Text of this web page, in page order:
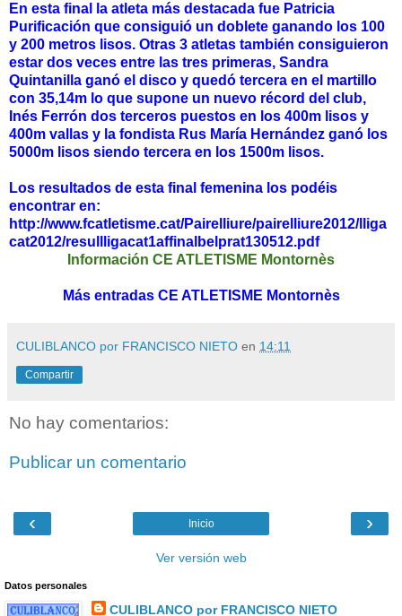
En esta final la atleta más destacada fue Patricia
Purificación que consiguió un doblete ganando los 100
y 200 metros lisos. Otras 3 atletas también consiguieron
estar dos veces entre las tres primeras, Sandra
Quintanilla ganó el disco y quedó tercera en el martillo
con 35,14m lo que supone un nuevo récord del club,
Inés Ferrón dos terceros puestos en los 400m lisos y
400m vallas y la fondista Rus María Hernández ganó los
5000m lisos siendo tercera en los 1500m lisos.
Los resultados de esta final femenina los podéis
encontrar en:
http://www.fcatletisme.cat/Pairelliure/pairelliure2012/lliga
cat2012/resullligacat1affinalbelprat130512.pdf
Información CE ATLETISME Montornès
Más entradas CE ATLETISME Montornès
CULIBLANCO por FRANCISCO NIETO en 14:11
Compartir
No hay comentarios:
Publicar un comentario
‹ ›
Inicio
Ver versión web
Datos personales
CULIBLANCO por FRANCISCO NIETO